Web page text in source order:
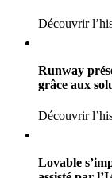
Plus de 5
marques grand
Découvrir
Runway
grâce aux
Découvrir
Lovable